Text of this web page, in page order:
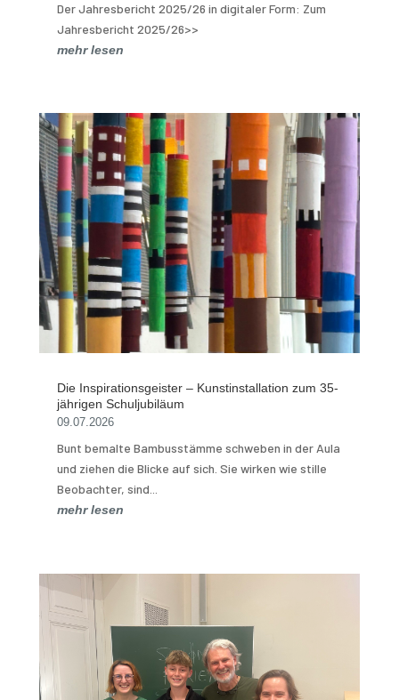
Der Jahresbericht 2025/26 in digitaler Form: Zum
Jahresbericht 2025/26>>
mehr lesen
Die Inspirationsgeister – Kunstinstallation zum 35-
jährigen Schuljubiläum
09.07.2026
Bunt bemalte Bambusstämme schweben in der Aula
und ziehen die Blicke auf sich. Sie wirken wie stille
Beobachter, sind...
mehr lesen